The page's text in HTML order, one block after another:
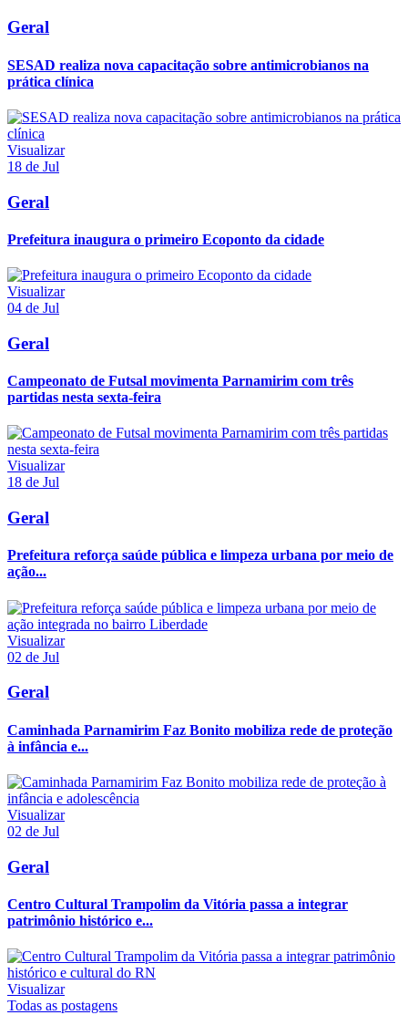
Geral
SESAD realiza nova capacitação sobre antimicrobianos na
prática clínica
Visualizar
18 de Jul
Geral
Prefeitura inaugura o primeiro Ecoponto da cidade
Visualizar
04 de Jul
Geral
Campeonato de Futsal movimenta Parnamirim com três
partidas nesta sexta-feira
Visualizar
18 de Jul
Geral
Prefeitura reforça saúde pública e limpeza urbana por meio de
ação...
Visualizar
02 de Jul
Geral
Caminhada Parnamirim Faz Bonito mobiliza rede de proteção
à infância e...
Visualizar
02 de Jul
Geral
Centro Cultural Trampolim da Vitória passa a integrar
patrimônio histórico e...
Visualizar
Todas as postagens